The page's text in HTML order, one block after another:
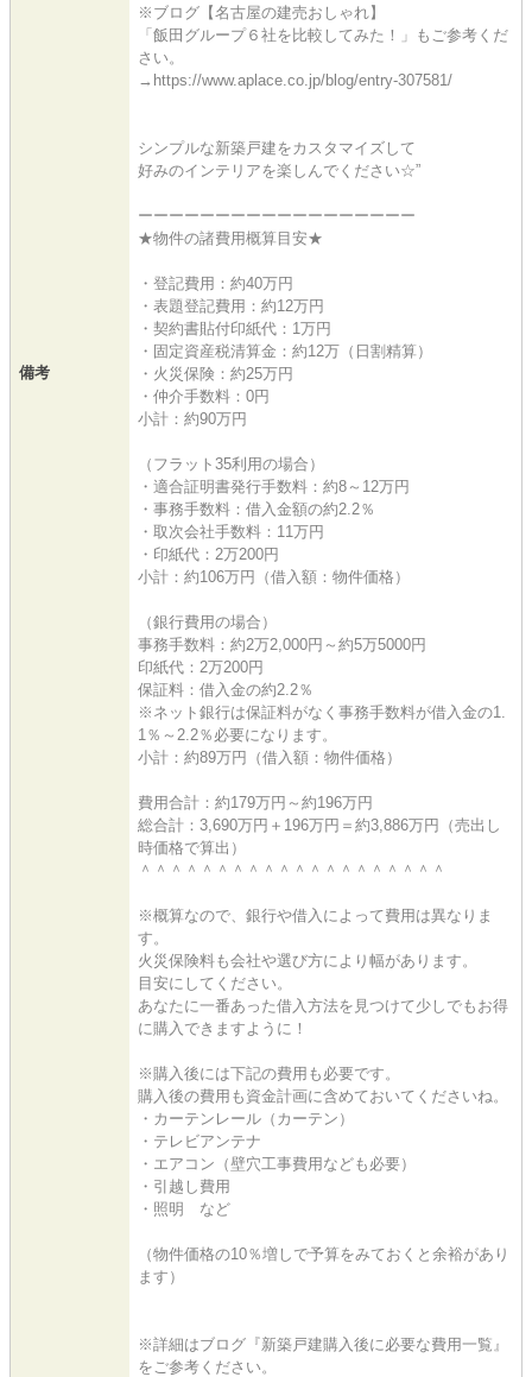
備考
※ブログ【名古屋の建売おしゃれ】
「飯田グループ６社を比較してみた！」もご参考くだ
さい。
→https://www.aplace.co.jp/blog/entry-307581/
シンプルな新築戸建をカスタマイズして
好みのインテリアを楽しんでください☆”
ーーーーーーーーーーーーーーーーーー
★物件の諸費用概算目安★
・登記費用：約40万円
・表題登記費用：約12万円
・契約書貼付印紙代：1万円
・固定資産税清算金：約12万（日割精算）
・火災保険：約25万円
・仲介手数料：0円
小計：約90万円
（フラット35利用の場合）
・適合証明書発行手数料：約8～12万円
・事務手数料：借入金額の約2.2％
・取次会社手数料：11万円
・印紙代：2万200円
小計：約106万円（借入額：物件価格）
（銀行費用の場合）
事務手数料：約2万2,000円～約5万5000円
印紙代：2万200円
保証料：借入金の約2.2％
※ネット銀行は保証料がなく事務手数料が借入金の1.
1％～2.2％必要になります。
小計：約89万円（借入額：物件価格）
費用合計：約179万円～約196万円
総合計：3,690万円＋196万円＝約3,886万円（売出し
時価格で算出）
＾＾＾＾＾＾＾＾＾＾＾＾＾＾＾＾＾＾＾＾
※概算なので、銀行や借入によって費用は異なりま
す。
火災保険料も会社や選び方により幅があります。
目安にしてください。
あなたに一番あった借入方法を見つけて少しでもお得
に購入できますように！
※購入後には下記の費用も必要です。
購入後の費用も資金計画に含めておいてくださいね。
・カーテンレール（カーテン）
・テレビアンテナ
・エアコン（壁穴工事費用なども必要）
・引越し費用
・照明 など
（物件価格の10％増しで予算をみておくと余裕があり
ます）
※詳細はブログ『新築戸建購入後に必要な費用一覧』
をご参考ください。